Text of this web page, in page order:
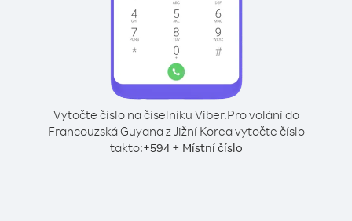
Vytočte číslo na číselníku Viber.Pro volání do
Francouzská Guyana z Jižní Korea vytočte číslo
takto:+594+ Místní číslo